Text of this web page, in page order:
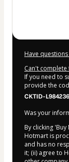
Have
Can't complete
If you need to
provide the
CKTID-
Was your
By clicking
Hotmart is
and has no
it; (ii) agree to